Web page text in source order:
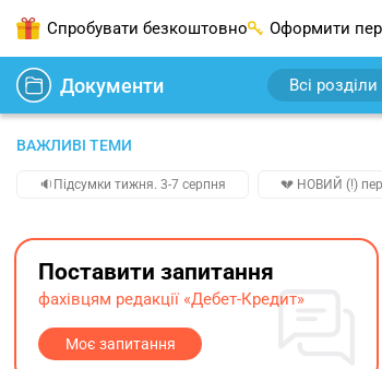
Спробувати безкоштовно Оформити
Документи Всі розділи
ВАЖЛИВІ ТЕМИ
🔉Підсумки тижня. 3-7 серпня 💔 НОВИЙ (!)
Поставити запитання
фахівцям редакції «Дебет-Кредит»
Моє запитання